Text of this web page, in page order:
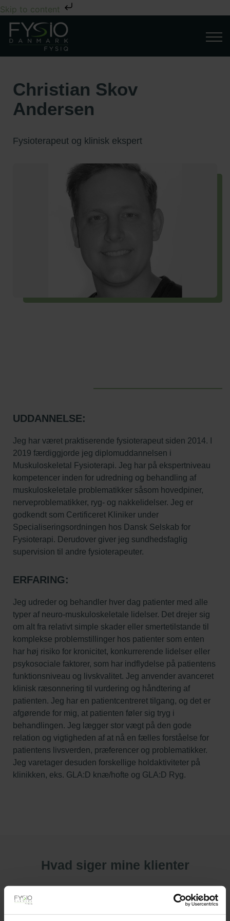
Skip to content
Christian Skov
Andersen
Fysioterapeut og klinisk ekspert
UDDANNELSE:
Jeg har været praktiserende fysioterapeut siden 2014. I
2019 færdiggjorde jeg diplomuddannelsen i
Muskuloskeletal Fysioterapi. Jeg har på ekspertniveau
kompetencer inden for udredning og behandling af
muskuloskeletale problematikker såsom hovedpiner,
nerveproblematikker, ryg- og nakkelidelser. Jeg er
godkendt som Certificeret Kliniker under
Specialiseringsordningen hos Dansk Selskab for
Fysioterapi. Derudover giver jeg sundhedsfaglig
supervision til andre fysioterapeuter.
ERFARING:
Jeg udreder og behandler hver dag patienter med alle
typer af neuro-muskuloskeletale lidelser. Det drejer sig
om alt fra relativt simple skader eller smertetilstande til
komplekse problemstillinger hos patienter som enten
har høj risiko for kronicitet, konkurrerende lidelser eller
psykosociale faktorer, som har indflydelse på patientens
funktionsniveau og livskvalitet. Jeg anvender avanceret
klinisk ræsonnering til vurdering og håndtering af
patienten. Jeg har en patientcentreret tilgang, og det er
afgørende for mig, at patienten føler sig tryg i
behandlingen. Jeg lægger stor vægt på den gode
relation og vigtigheden af at nå en fælles forståelse for
patientens livsverden, præferencer og problematikker.
Jeg varetager desuden forskellige holdaktiviteter på
klinikken, eks. GLA:D knæ/hofte og GLA:D Ryg.
Hvad siger mine klienter